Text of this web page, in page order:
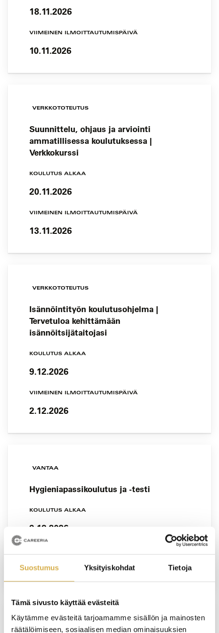
Suostumus Yksityiskohdat Tietoja
Tämä sivusto käyttää evästeitä
Käytämme evästeitä tarjoamamme sisällön ja mainosten
räätälöimiseen, sosiaalisen median ominaisuuksien
18.11.2026
VIIMEINEN ILMOITTAUTUMISPÄIVÄ
10.11.2026
VERKKOTOTEUTUS
Suunnittelu, ohjaus ja arviointi
ammatillisessa koulutuksessa |
Verkkokurssi
KOULUTUS ALKAA
20.11.2026
VIIMEINEN ILMOITTAUTUMISPÄIVÄ
13.11.2026
VERKKOTOTEUTUS
Isännöintityön koulutusohjelma |
Tervetuloa kehittämään
isännöitsijätaitojasi
KOULUTUS ALKAA
9.12.2026
VIIMEINEN ILMOITTAUTUMISPÄIVÄ
2.12.2026
VANTAA
Hygieniapassikoulutus ja -testi
KOULUTUS ALKAA
9.12.2026
1.12.2026